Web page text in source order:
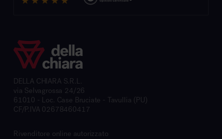
DELLA CHIARA S.R.L.
via Selvagrossa 24/26
61010 - Loc. Case Bruciate - Tavullia (PU)
CF/P.IVA 02678460417
Rivenditore online autorizzato